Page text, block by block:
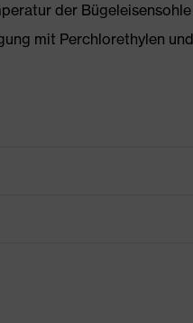
der Bügeleisensohle
mit Perchlorethylen